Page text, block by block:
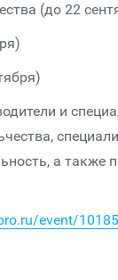
(до 22
и
а также
event/